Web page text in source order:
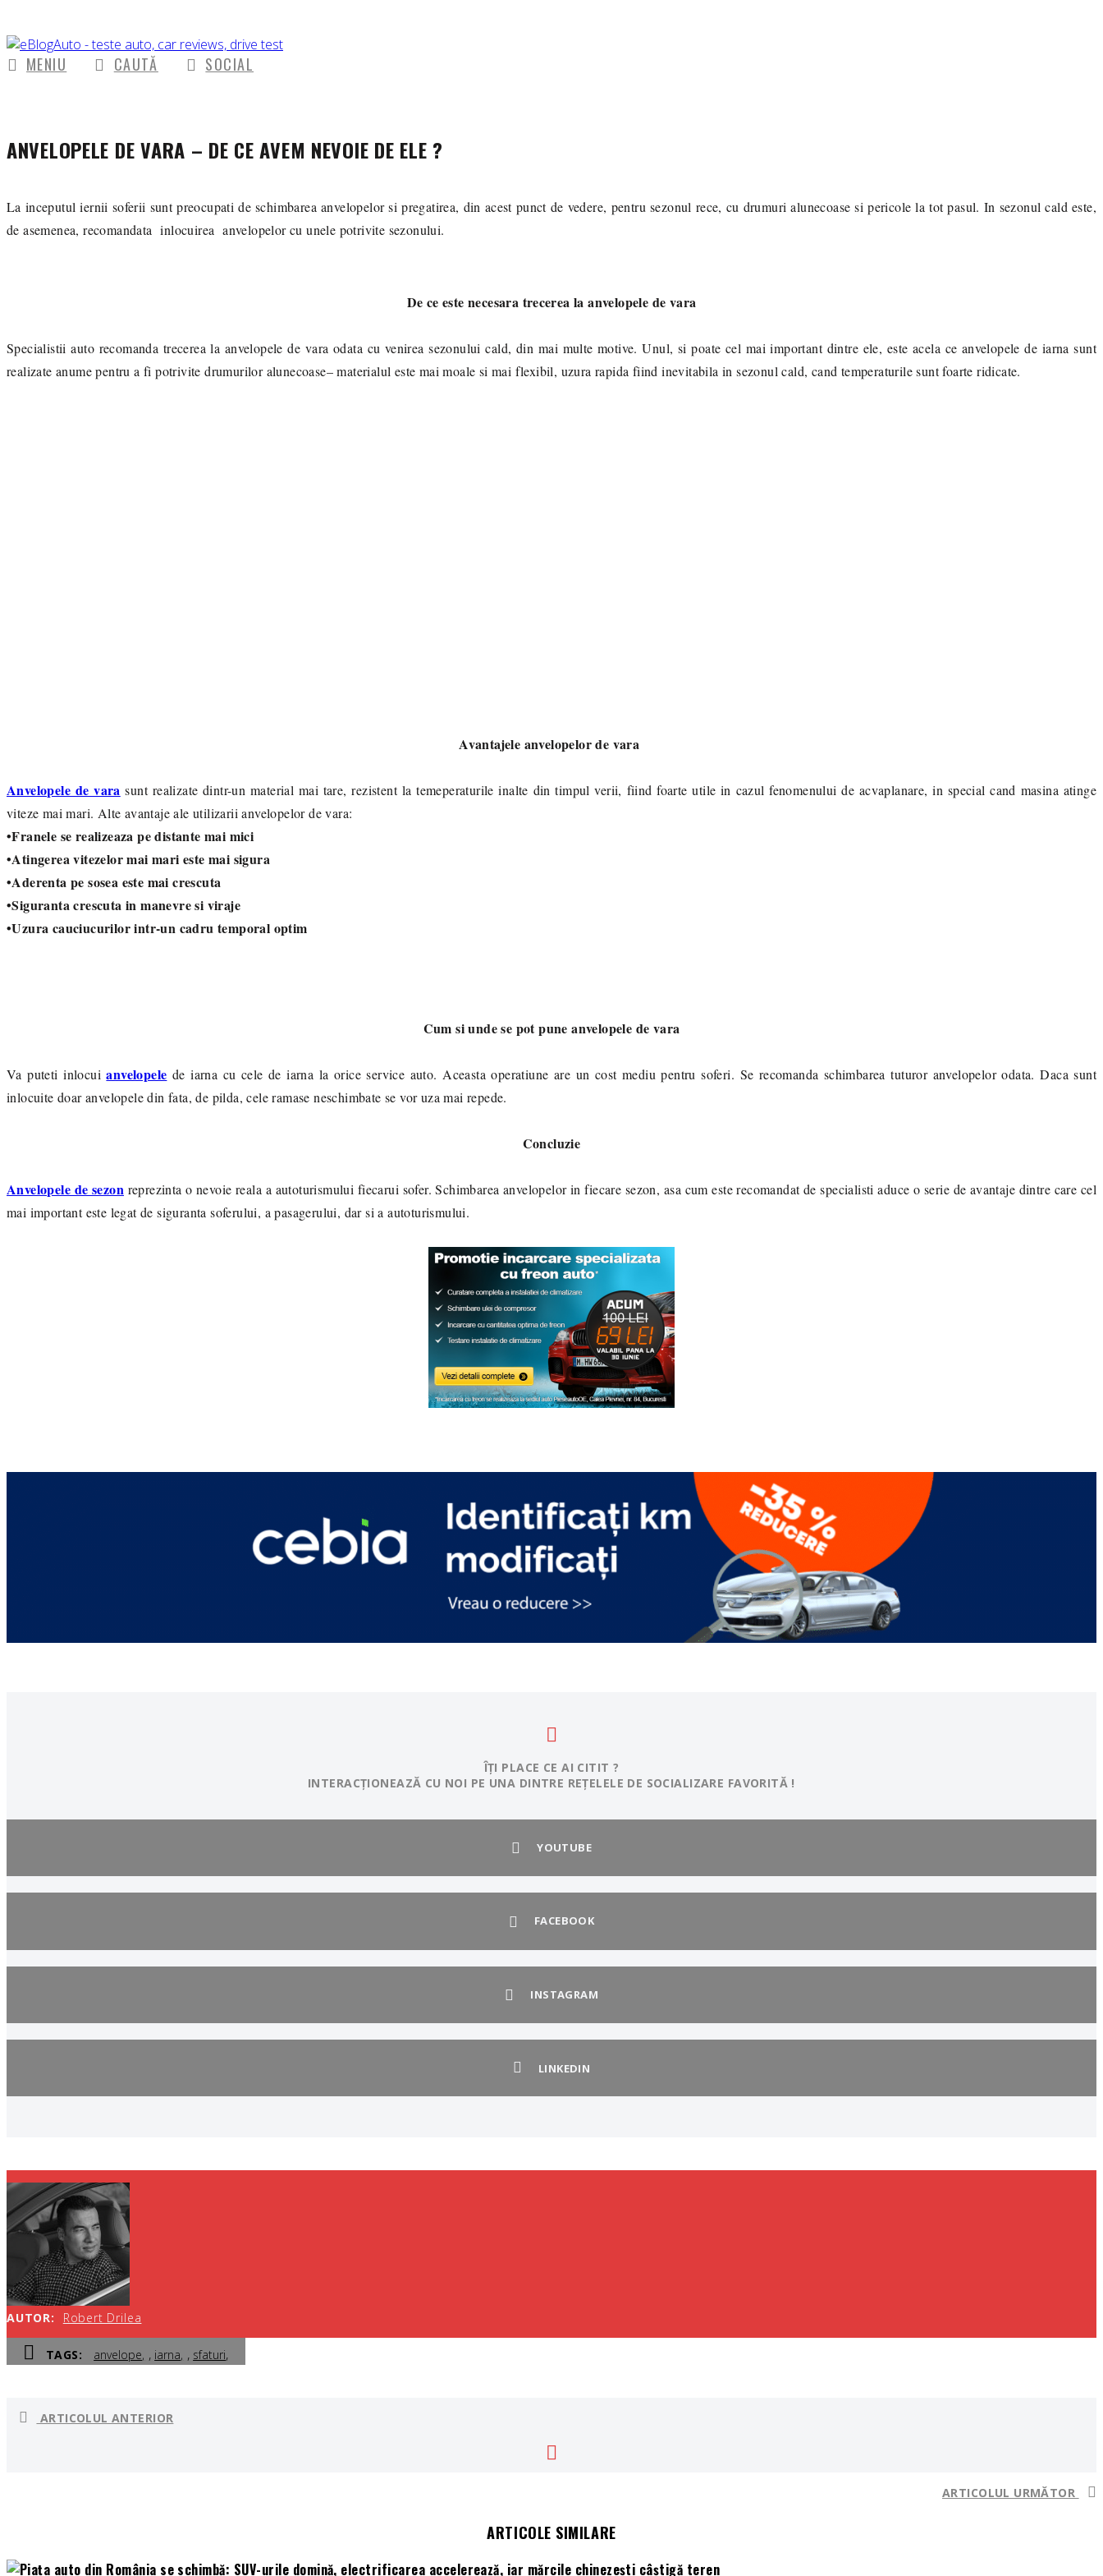
MENIU CAUTĂ SOCIAL
ANVELOPELE DE VARA – DE CE AVEM NEVOIE DE ELE ?
La inceputul iernii soferii sunt preocupati de schimbarea anvelopelor si pregatirea, din acest punct de vedere, pentru sezonul rece, cu drumuri alunecoase si pericole la tot pasul. In sezonul cald este,
de asemenea, recomandata inlocuirea anvelopelor cu unele potrivite sezonului.
De ce este necesara trecerea la anvelopele de vara
Specialistii auto recomanda trecerea la anvelopele de vara odata cu venirea sezonului cald, din mai multe motive. Unul, si poate cel mai important dintre ele, este acela ce anvelopele de iarna sunt
realizate anume pentru a fi potrivite drumurilor alunecoase– materialul este mai moale si mai flexibil, uzura rapida fiind inevitabila in sezonul cald, cand temperaturile sunt foarte ridicate.
Avantajele anvelopelor de vara
Anvelopele de vara sunt realizate dintr-un material mai tare, rezistent la temeperaturile inalte din timpul verii, fiind foarte utile in cazul fenomenului de acvaplanare, in special cand masina atinge
viteze mai mari. Alte avantaje ale utilizarii anvelopelor de vara:
•Franele se realizeaza pe distante mai mici
•Atingerea vitezelor mai mari este mai sigura
•Aderenta pe sosea este mai crescuta
•Siguranta crescuta in manevre si viraje
•Uzura cauciucurilor intr-un cadru temporal optim
Cum si unde se pot pune anvelopele de vara
Va puteti inlocuianvelopele de iarna cu cele de iarna la orice service auto. Aceasta operatiune are un cost mediu pentru soferi. Se recomanda schimbarea tuturor anvelopelor odata. Daca sunt
inlocuite doar anvelopele din fata, de pilda, cele ramase neschimbate se vor uza mai repede.
Concluzie
Anvelopele de sezon reprezinta o nevoie reala a autoturismului fiecarui sofer. Schimbarea anvelopelor in fiecare sezon, asa cum este recomandat de specialisti aduce o serie de avantaje dintre care cel
mai important este legat de siguranta soferului, a pasagerului, dar si a autoturismului.
ÎȚI PLACE CE AI CITIT ?
INTERACȚIONEAZĂ CU NOI PE UNA DINTRE REȚELELE DE SOCIALIZARE FAVORITĂ !
YOUTUBE
FACEBOOK
INSTAGRAM
LINKEDIN
AUTOR: Robert Drilea
TAGS: anvelope , iarna , sfaturi,
ARTICOLUL ANTERIOR
ARTICOLUL URMĂTOR
ARTICOLE SIMILARE